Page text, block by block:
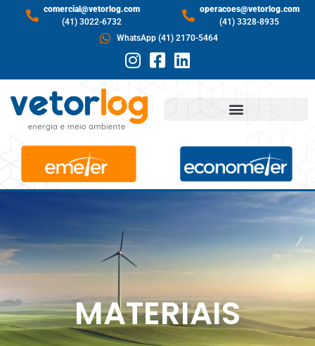
comercial@vetorlog.com
(41) 3022-6732
operacoes@vetorlog.com
(41) 3328-8935
WhatsApp (41) 2170-5464
MATERIAIS